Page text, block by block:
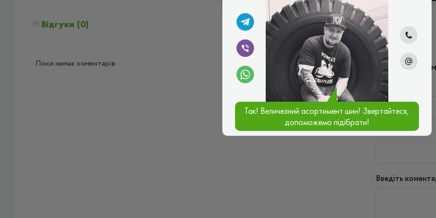
Відгуки (0)
Поки немає коментарів Написати
Ім'я*
Ваш e-mail*
Введіть
Так! Величезний асортимент шин! Звертайтеся,
допоможемо підібрати!